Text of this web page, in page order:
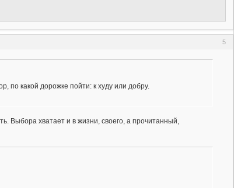
5
по какой дорожке пойти: к худу или добру.
Выбора хватает и в жизни, своего, а прочитанный,